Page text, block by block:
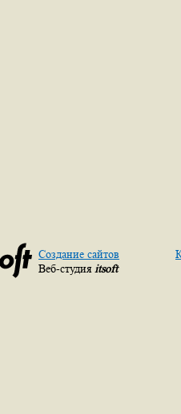
Создание сайтов
Веб-студия itsoft